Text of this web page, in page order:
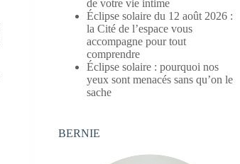
de votre vie intime
Éclipse solaire du 12 août 2026 :
la Cité de l’espace vous
accompagne pour tout
comprendre
Éclipse solaire : pourquoi nos
yeux sont menacés sans qu’on le
sache
BERNIE